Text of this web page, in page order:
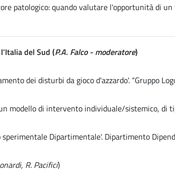
patologico: quando valutare l'opportunità di
del Sud (P.A. Falco - moderatore)
dei disturbi da gioco d'azzardo'. “Gruppo
modello di intervento individuale/sistemico, di
sperimentale Dipartimentale'. Dipartimento
R. Pacifici)